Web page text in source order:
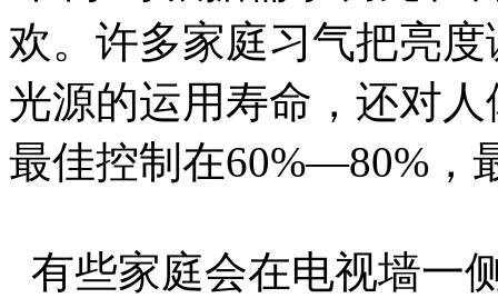
欢。许多家庭习气把亮
光源的运用寿命，还对
最佳控制在60%—80%，
有些家庭会在电视墙一